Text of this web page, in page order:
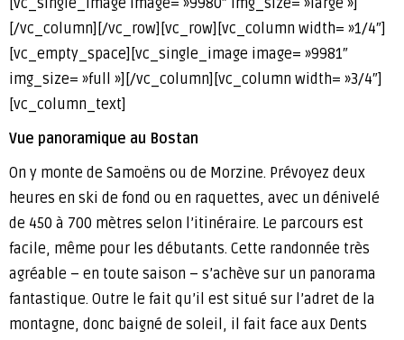
[vc_single_image image= »9980″ img_size= »large »]
[/vc_column][/vc_row][vc_row][vc_column width= »1/4″]
[vc_empty_space][vc_single_image image= »9981″
img_size= »full »][/vc_column][vc_column width= »3/4″]
[vc_column_text]
Vue panoramique au Bostan
On y monte de Samoëns ou de Morzine. Prévoyez deux
heures en ski de fond ou en raquettes, avec un dénivelé
de 450 à 700 mètres selon l’itinéraire. Le parcours est
facile, même pour les débutants. Cette randonnée très
agréable – en toute saison – s’achève sur un panorama
fantastique. Outre le fait qu’il est situé sur l’adret de la
montagne, donc baigné de soleil, il fait face aux Dents